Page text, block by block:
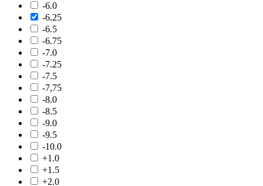
-6.0
-6.25
-6.5
-6.75
-7.0
-7.25
-7.5
-7,75
-8.0
-8.5
-9.0
-9.5
-10.0
+1.0
+1.5
+2.0